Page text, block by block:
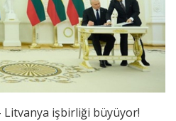
Litvanya işbirliği büyüyor!